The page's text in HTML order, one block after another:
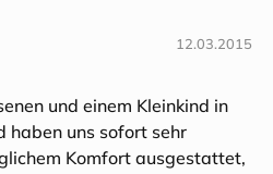
12.03.2015
und einem Kleinkind in
haben uns sofort sehr
Komfort ausgestattet,